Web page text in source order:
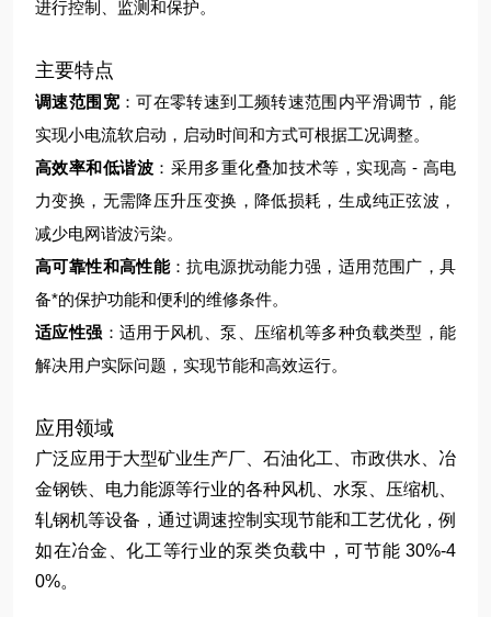
进行控制、监测和保护。
主要特点
调速范围宽：可在零转速到工频转速范围内平滑调节，能
实现小电流软启动，启动时间和方式可根据工况调整。
高效率和低谐波 ：采用多重化叠加技术等，实现高 - 高电
力变换，无需降压升压变换，降低损耗，生成纯正弦波，
减少电网谐波污染。
高可靠性和高性能：抗电源扰动能力强，适用范围广，具
备*的保护功能和便利的维修条件。
适应性强 ：适用于风机、泵、压缩机等多种负载类型，能
解决用户实际问题，实现节能和高效运行。
应用领域
广泛应用于大型矿业生产厂、石油化工、市政供水、冶
金钢铁、电力能源等行业的各种风机、水泵、压缩机、
轧钢机等设备，通过调速控制实现节能和工艺优化，例
如在冶金、化工等行业的泵类负载中，可节能 30%-4
0%。